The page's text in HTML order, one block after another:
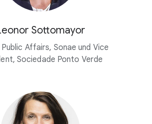
Sottomayor
Affairs, Sonae und Vice
Sociedade Ponto Verde